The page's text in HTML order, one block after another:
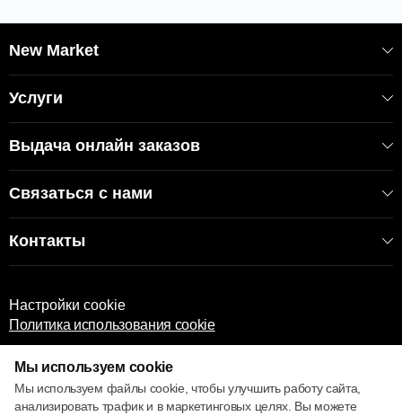
New Market
Услуги
Выдача онлайн заказов
Связаться с нами
Контакты
Настройки cookie
Политика использования cookie
Мы используем cookie
Мы используем файлы cookie, чтобы улучшить работу сайта,
анализировать трафик и в маркетинговых целях. Вы можете